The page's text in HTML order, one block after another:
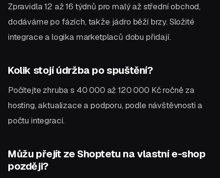
Zpravidla 12 až 16 týdnů pro malý až střední obchod,
dodáváme po fázích, takže jádro běží brzy. Složité
integrace a logika marketplaců dobu přidají.
Kolik stojí údržba po spuštění?
Počítejte zhruba s 40 000 až 120 000 Kč ročně za
hosting, aktualizace a podporu, podle návštěvnosti a
počtu integrací.
Můžu přejít ze Shoptetu na vlastní e-shop
později?